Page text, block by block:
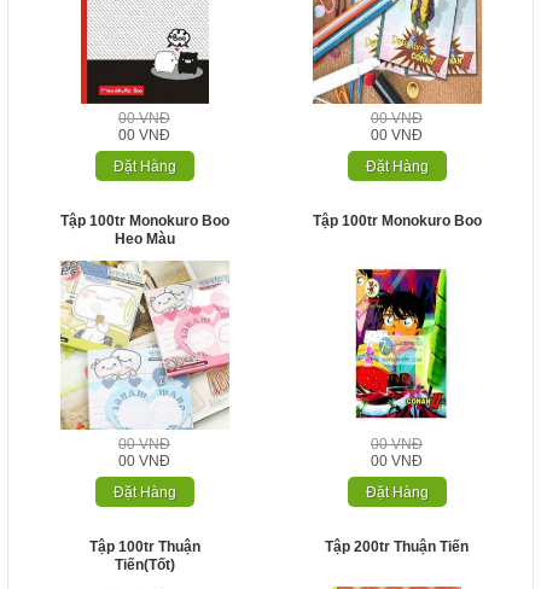
00 VNĐ
00 VNĐ
Đặt Hàng
00 VNĐ
00 VNĐ
Đặt Hàng
Tập 100tr Monokuro Boo
Heo Màu
00 VNĐ
00 VNĐ
Đặt Hàng
Tập 100tr Monokuro Boo
00 VNĐ
00 VNĐ
Đặt Hàng
Tập 100tr Thuận
Tiến(Tốt)
Tập 200tr Thuận Tiến